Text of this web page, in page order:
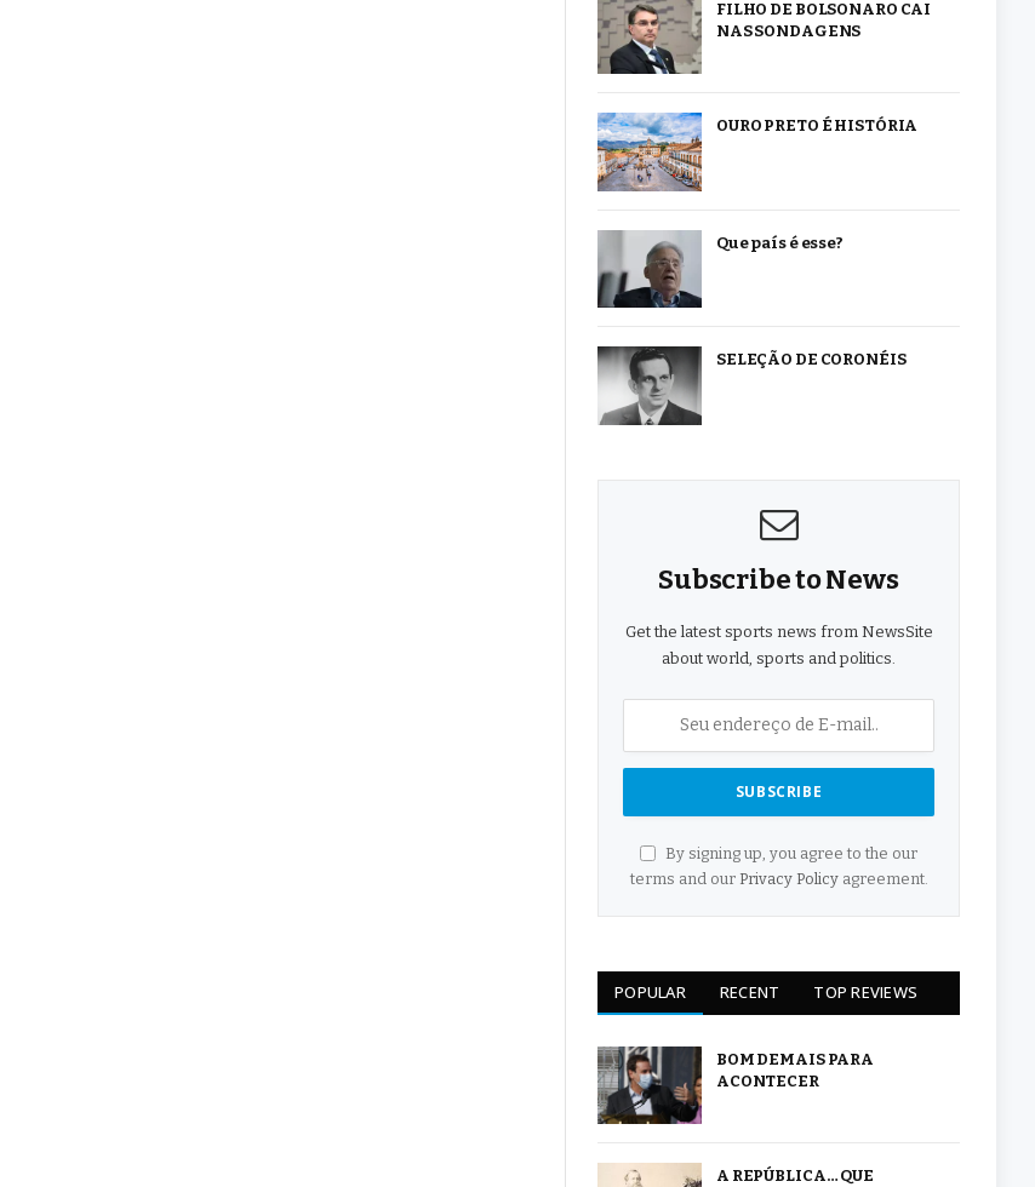
FILHO DE BOLSONARO CAI
NAS SONDAGENS
OURO PRETO É HISTÓRIA
Que país é esse?
SELEÇÃO DE CORONÉIS
Subscribe to News
Get the latest sports news from NewsSite
about world, sports and politics.
By signing up, you agree to the our
terms and our Privacy Policyagreement.
POPULAR RECENT TOP REVIEWS
BOM DEMAIS PARA
ACONTECER
A REPÚBLICA… QUE